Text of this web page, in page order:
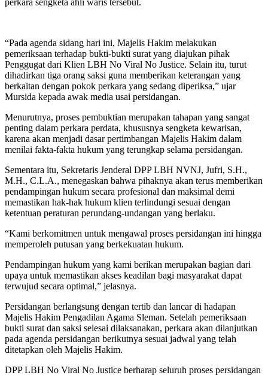
perkara sengketa ahli waris tersebut.
“Pada agenda sidang hari ini, Majelis Hakim melakukan
pemeriksaan terhadap bukti-bukti surat yang diajukan pihak
Penggugat dari Klien LBH No Viral No Justice. Selain itu, turut
dihadirkan tiga orang saksi guna memberikan keterangan yang
berkaitan dengan pokok perkara yang sedang diperiksa,” ujar
Mursida kepada awak media usai persidangan.
Menurutnya, proses pembuktian merupakan tahapan yang sangat
penting dalam perkara perdata, khususnya sengketa kewarisan,
karena akan menjadi dasar pertimbangan Majelis Hakim dalam
menilai fakta-fakta hukum yang terungkap selama persidangan.
Sementara itu, Sekretaris Jenderal DPP LBH NVNJ, Jufri, S.H.,
M.H., C.L.A., menegaskan bahwa pihaknya akan terus memberikan
pendampingan hukum secara profesional dan maksimal demi
memastikan hak-hak hukum klien terlindungi sesuai dengan
ketentuan peraturan perundang-undangan yang berlaku.
“Kami berkomitmen untuk mengawal proses persidangan ini hingga
memperoleh putusan yang berkekuatan hukum.
Pendampingan hukum yang kami berikan merupakan bagian dari
upaya untuk memastikan akses keadilan bagi masyarakat dapat
terwujud secara optimal,” jelasnya.
Persidangan berlangsung dengan tertib dan lancar di hadapan
Majelis Hakim Pengadilan Agama Sleman. Setelah pemeriksaan
bukti surat dan saksi selesai dilaksanakan, perkara akan dilanjutkan
pada agenda persidangan berikutnya sesuai jadwal yang telah
ditetapkan oleh Majelis Hakim.
DPP LBH No Viral No Justice berharap seluruh proses persidangan